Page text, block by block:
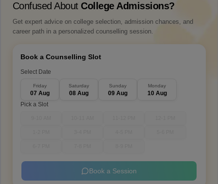
Confused About College Admissions?
Get expert advice on college selection, admission chances, and
career path in a personalized counselling session.
Book a Counselling Slot
Select Date
Friday
07 Aug
Saturday
08 Aug
Sunday
09 Aug
Monday
10 Aug
Pick a Slot
Book a Session